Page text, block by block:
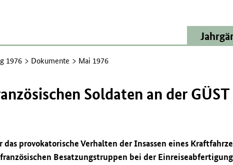
1976 Dokumente Mai 1976
Soldaten an der GÜST
provokatorische Verhalten der Insassen eines
Besatzungstruppen bei der